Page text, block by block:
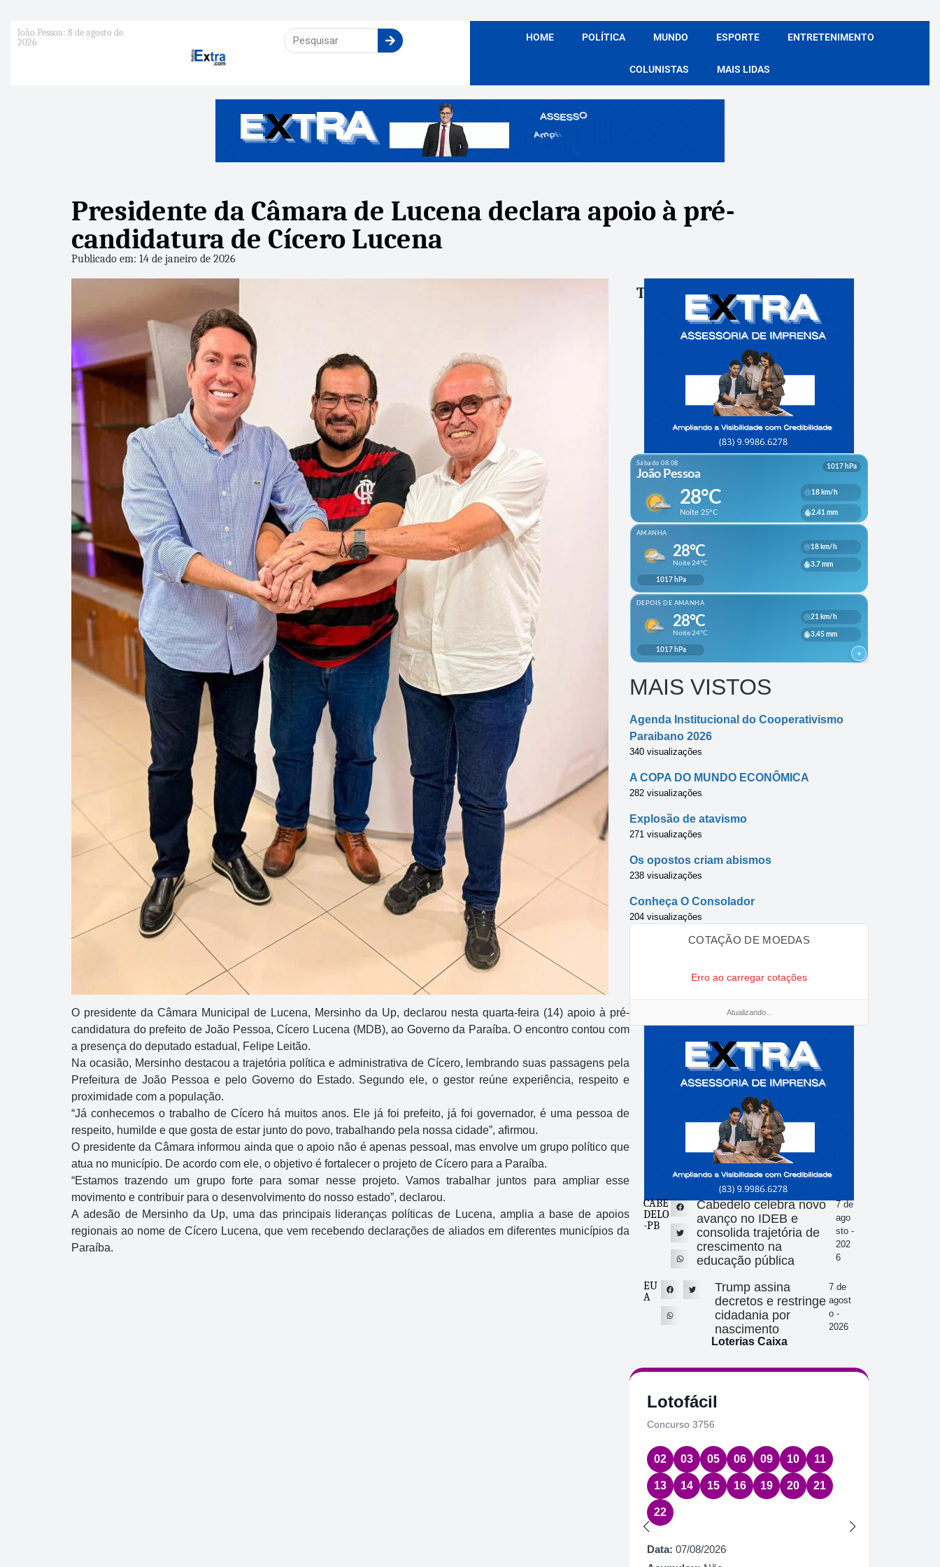
João Pessoa: 8 de agosto de
2026
HOME POLÍTICA MUNDO ESPORTE ENTRETENIMENTO
COLUNISTAS MAIS LIDAS
Presidente da Câmara de Lucena declara apoio à pré-
candidatura de Cícero Lucena
Publicado em: 14 de janeiro de 2026
O presidente da Câmara Municipal de Lucena, Mersinho da Up, declarou nesta quarta-feira (14) apoio à pré-
candidatura do prefeito de João Pessoa, Cícero Lucena (MDB), ao Governo da Paraíba. O encontro contou com
a presença do deputado estadual, Felipe Leitão.
Na ocasião, Mersinho destacou a trajetória política e administrativa de Cícero, lembrando suas passagens pela
Prefeitura de João Pessoa e pelo Governo do Estado. Segundo ele, o gestor reúne experiência, respeito e
proximidade com a população.
“Já conhecemos o trabalho de Cícero há muitos anos. Ele já foi prefeito, já foi governador, é uma pessoa de
respeito, humilde e que gosta de estar junto do povo, trabalhando pela nossa cidade”, afirmou.
O presidente da Câmara informou ainda que o apoio não é apenas pessoal, mas envolve um grupo político que
atua no município. De acordo com ele, o objetivo é fortalecer o projeto de Cícero para a Paraíba.
“Estamos trazendo um grupo forte para somar nesse projeto. Vamos trabalhar juntos para ampliar esse
movimento e contribuir para o desenvolvimento do nosso estado”, declarou.
A adesão de Mersinho da Up, uma das principais lideranças políticas de Lucena, amplia a base de apoios
regionais ao nome de Cícero Lucena, que vem recebendo declarações de aliados em diferentes municípios da
Paraíba.
Tags:Compartile:
MAIS VISTOS
Agenda Institucional do Cooperativismo
Paraibano 2026
340 visualizações
A COPA DO MUNDO ECONÔMICA
282 visualizações
Explosão de atavismo
271 visualizações
Os opostos criam abismos
238 visualizações
Conheça O Consolador
204 visualizações
COTAÇÃO DE MOEDAS
Erro ao carregar cotações
Atualizando...
CABE
DELO
-PB
Cabedelo celebra novo
avanço no IDEB e
consolida trajetória de
crescimento na
educação pública
7 de
ago
sto -
202
6
EU
A
Trump assina
decretos e restringe
cidadania por
nascimento
7 de
agost
o -
2026
Loterias Caixa
Lotofácil
Concurso 3756
02 03 05 06 09 10 11
13 14 15 16 19 20 21
22
Data: 07/08/2026